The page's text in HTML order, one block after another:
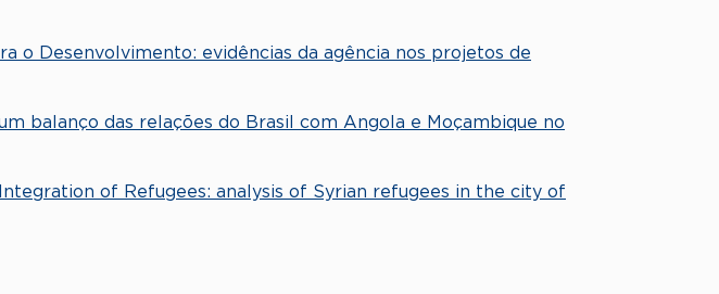
o Desenvolvimento: evidências da agência nos projetos de
balanço das relações do Brasil com Angola e Moçambique no
of Refugees: analysis of Syrian refugees in the city of